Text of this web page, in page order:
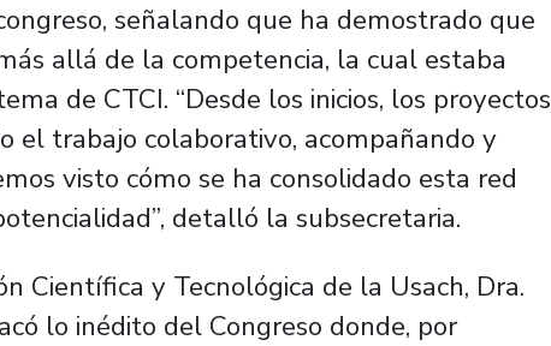
señalando que ha demostrado que
allá de la competencia, la cual estaba
de CTCI. “Desde los inicios, los proyectos
el trabajo colaborativo, acompañando y
visto cómo se ha consolidado esta red
detalló la subsecretaria.
Científica y Tecnológica de la Usach, Dra.
lo inédito del Congreso donde, por